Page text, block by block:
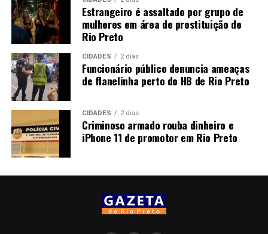
Estrangeiro é assaltado por grupo de
mulheres em área de prostituição de
Rio Preto
CIDADES 2 dias
Funcionário público denuncia ameaças
de flanelinha perto do HB de Rio Preto
CIDADES 2 dias
Criminoso armado rouba dinheiro e
iPhone 11 de promotor em Rio Preto